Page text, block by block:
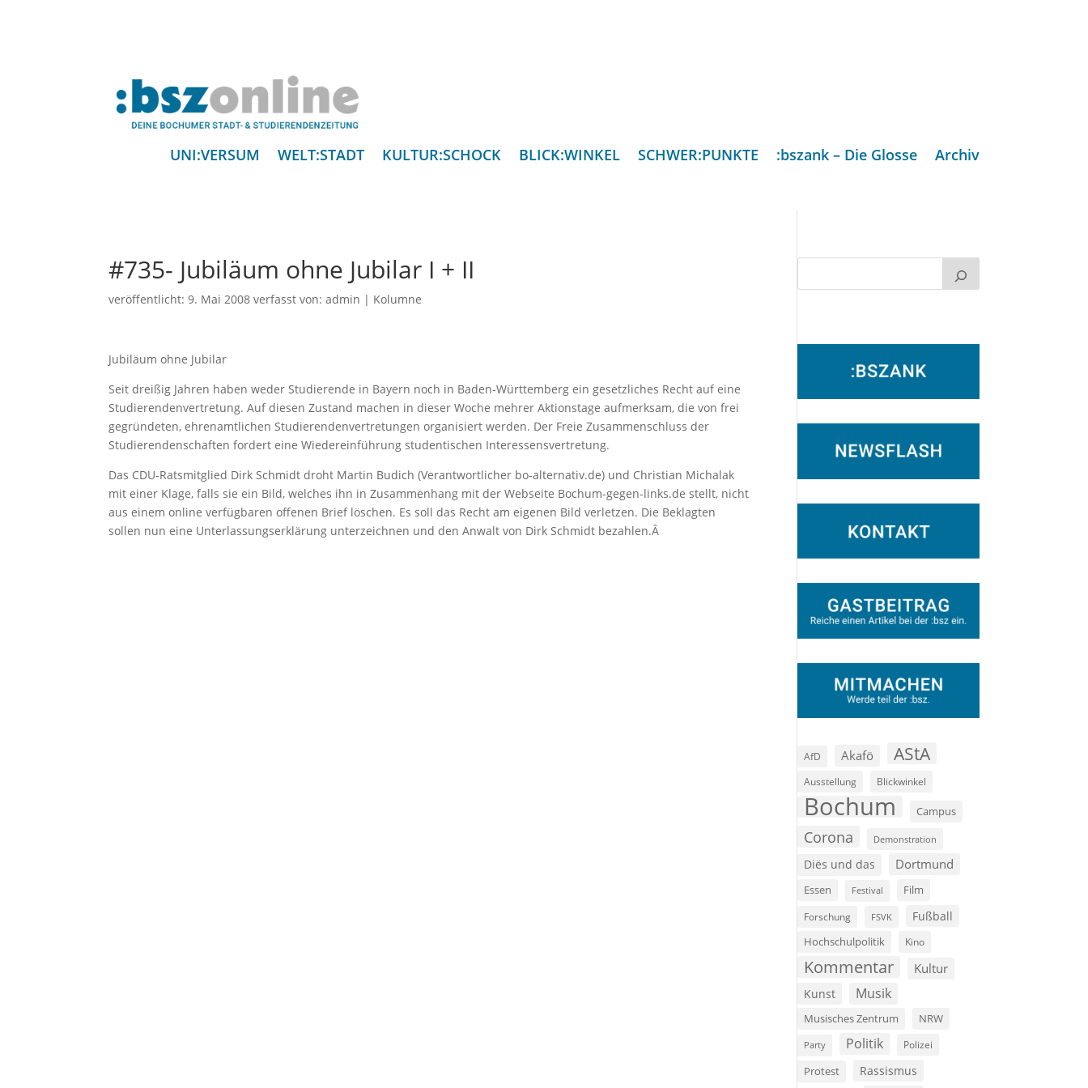
UNI:VERSUM WELT:STADT KULTUR:SCHOCK BLICK:WINKEL SCHWER:PUNKTE :bszank – Die Glosse Archiv
#735- Jubiläum ohne Jubilar I + II
veröffentlicht:9. Mai 2008 verfasst von:admin | Kolumne
Jubiläum ohne Jubilar
Seit dreißig Jahren haben weder Studierende in Bayern noch in Baden-Württemberg ein gesetzliches Recht auf eine
Studierendenvertretung. Auf diesen Zustand machen in dieser Woche mehrer Aktionstage aufmerksam, die von frei
gegründeten, ehrenamtlichen Studierendenvertretungen organisiert werden. Der Freie Zusammenschluss der
Studierendenschaften fordert eine Wiedereinführung studentischen Interessensvertretung.
Das CDU-Ratsmitglied Dirk Schmidt droht Martin Budich (Verantwortlicher bo-alternativ.de) und Christian Michalak
mit einer Klage, falls sie ein Bild, welches ihn in Zusammenhang mit der Webseite Bochum-gegen-links.de stellt, nicht
aus einem online verfügbaren offenen Brief löschen. Es soll das Recht am eigenen Bild verletzen. Die Beklagten
sollen nun eine Unterlassungserklärung unterzeichnen und den Anwalt von Dirk Schmidt bezahlen.Â
AfD Akafö AStA
Ausstellung Blickwinkel
Bochum Campus
Corona Demonstration
Diës und das Dortmund
Essen Festival Film
Forschung FSVK Fußball
Hochschulpolitik Kino
Kommentar Kultur
Kunst Musik
Musisches Zentrum NRW
Party Politik Polizei
Protest Rassismus